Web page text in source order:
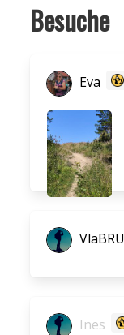
Besuche
Eva
VlaBRU
Ines